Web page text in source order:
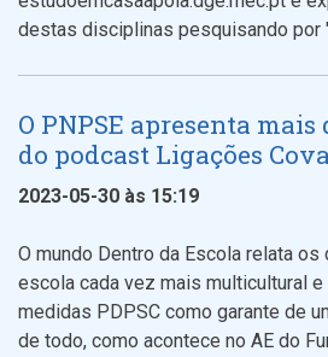
destas disciplinas pesquisando por
O PNPSE apresenta
do podcast Ligações
2023-05-30 às 15:19
O mundo Dentro da Escola relata
escola cada vez mais multicultural e
medidas PDPSC como garante de
de todo, como acontece no AE do